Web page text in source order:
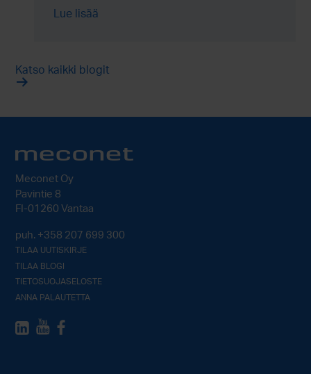
sarjatuotannossa.
Lue lisää
Katso kaikki blogit
Meconet Oy
Pavintie 8
FI-01260 Vantaa
puh. +358 207 699 300
TILAA UUTISKIRJE
TILAA BLOGI
TIETOSUOJASELOSTE
ANNA PALAUTETTA